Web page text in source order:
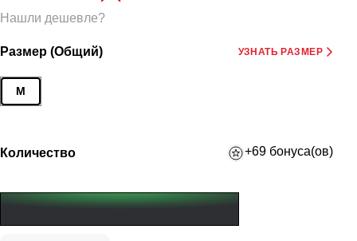
Нашли дешевле?
Размер (Общий) УЗНАТЬ РАЗМЕР
M
Количество +69 бонуса(ов)